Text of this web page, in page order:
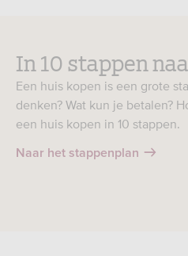
In 10 stappen
Een huis kopen is een grote
denken? Wat kun je betalen?
een huis kopen in 10 stappen.
Naar het stappenplan